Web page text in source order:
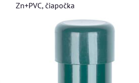
Zn+PVC, čiapočka